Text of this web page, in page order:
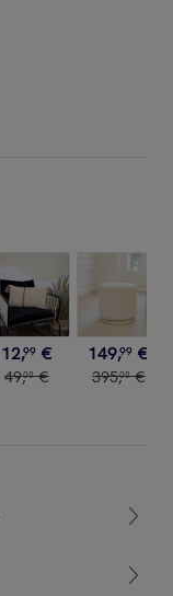
12,99 €
49,00 €
149,99 €
395,00 €